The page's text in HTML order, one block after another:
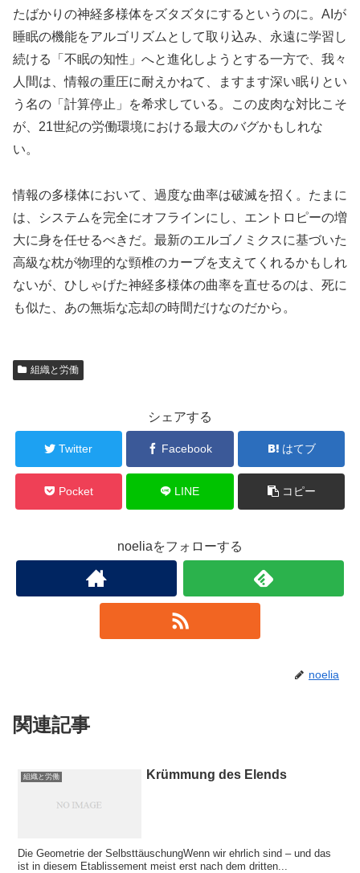
たばかりの神経多様体をズタズタにするというのに。AIが
睡眠の機能をアルゴリズムとして取り込み、永遠に学習し
続ける「不眠の知性」へと進化しようとする一方で、我々
人間は、情報の重圧に耐えかねて、ますます深い眠りとい
う名の「計算停止」を希求している。この皮肉な対比こそ
が、21世紀の労働環境における最大のバグかもしれな
い。
情報の多様体において、過度な曲率は破滅を招く。たまに
は、システムを完全にオフラインにし、エントロピーの増
大に身を任せるべきだ。最新のエルゴノミクスに基づいた
高級な枕が物理的な頸椎のカーブを支えてくれるかもしれ
ないが、ひしゃげた神経多様体の曲率を直せるのは、死に
も似た、あの無垢な忘却の時間だけなのだから。
組織と労働
シェアする
Twitter Facebook はてブ
Pocket LINE コピー
noeliaをフォローする
noelia
関連記事
組織と労働 Krümmung des Elends
Die Geometrie der SelbsttäuschungWenn wir ehrlich sind – und das
ist in diesem Etablissement meist erst nach dem dritten...